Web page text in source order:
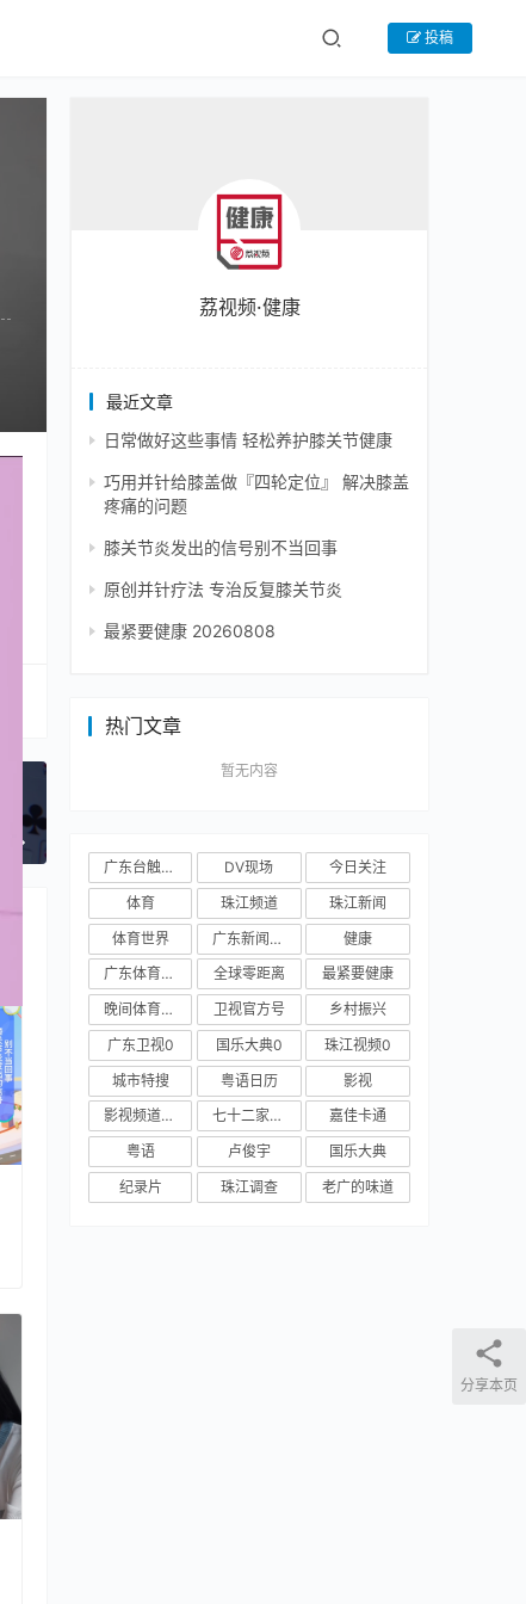
投稿
荔视频·健康
最近文章
日常做好这些事情 轻松养护膝关节健康
巧用并针给膝盖做『四轮定位』 解决膝盖
疼痛的问题
膝关节炎发出的信号别不当回事
原创并针疗法 专治反复膝关节炎
最紧要健康 20260808
热门文章
暂无内容
广东台触电新闻 DV现场
今日关注
体育
珠江频道
珠江新闻
体育世界
广东新闻频道
健康
广东体育频道
全球零距离
最紧要健康
晚间体育新闻
卫视官方号
乡村振兴
广东卫视0
国乐大典0
珠江视频0
城市特搜
粤语日历
影视
影视频道新媒体
七十二家房客
嘉佳卡通
粤语
卢俊宇
国乐大典
纪录片
珠江调查 老广的味道
分享本页